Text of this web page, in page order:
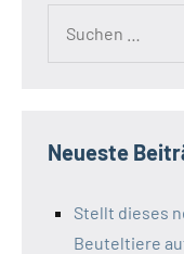
Neueste
Stellt dieses
Beuteltiere